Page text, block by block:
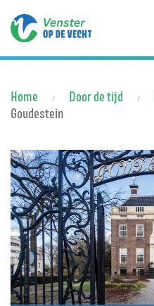
Terug naar hoofdinhoud
Home Door de tijd
Goudestein